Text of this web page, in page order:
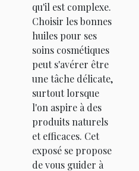
qu'il est complexe.
Choisir les bonnes
huiles pour ses
soins cosmétiques
peut s'avérer être
une tâche délicate,
surtout lorsque
l'on aspire à des
produits naturels
et efficaces. Cet
exposé se propose
de vous guider à